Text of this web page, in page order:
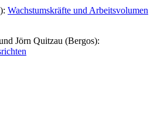
Wachstumskräfte und Arbeitsvolumen
Jörn Quitzau (Bergos):